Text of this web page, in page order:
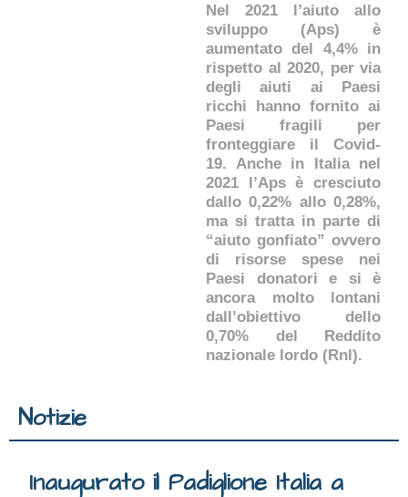
Nel 2021 l’aiuto allo
sviluppo (Aps) è
aumentato del 4,4% in
rispetto al 2020, per via
degli aiuti ai Paesi
ricchi hanno fornito ai
Paesi fragili per
fronteggiare il Covid-
19. Anche in Italia nel
2021 l’Aps è cresciuto
dallo 0,22% allo 0,28%,
ma si tratta in parte di
“aiuto gonfiato” ovvero
di risorse spese nei
Paesi donatori e si è
ancora molto lontani
dall’obiettivo dello
0,70% del Reddito
nazionale lordo (Rnl).
Notizie
Inaugurato il Padiglione Italia a